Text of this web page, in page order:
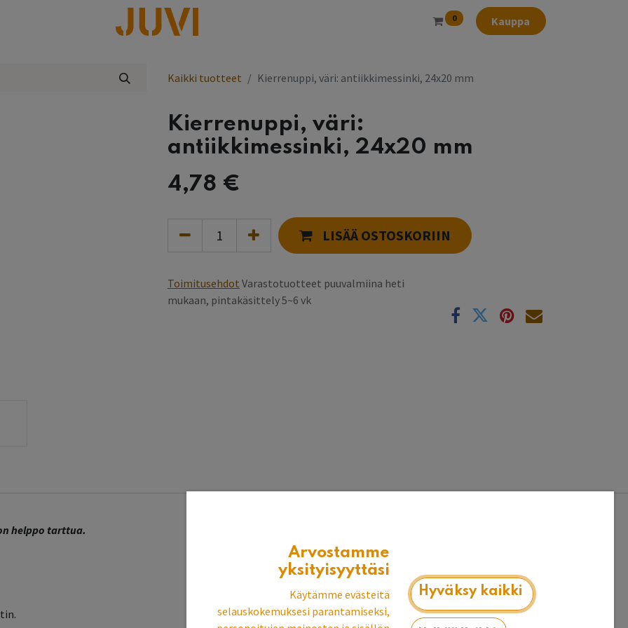
0 Kauppa
Kaikki tuotteet Kierrenuppi, väri: antiikkimessinki, 24x20 mm
Kierrenuppi, väri:
antiikkimessinki, 24x20 mm
4,78 €
LISÄÄ OSTOSKORIIN
Toimitusehdot Varastotuotteet puuvalmiina heti
mukaan, pintakäsittely 5~6 vk
helppo tarttua.
Arvostamme
yksityisyyttäsi
Käytämme evästeitä
selauskokemuksesi parantamiseksi,
Hyväksy kaikki